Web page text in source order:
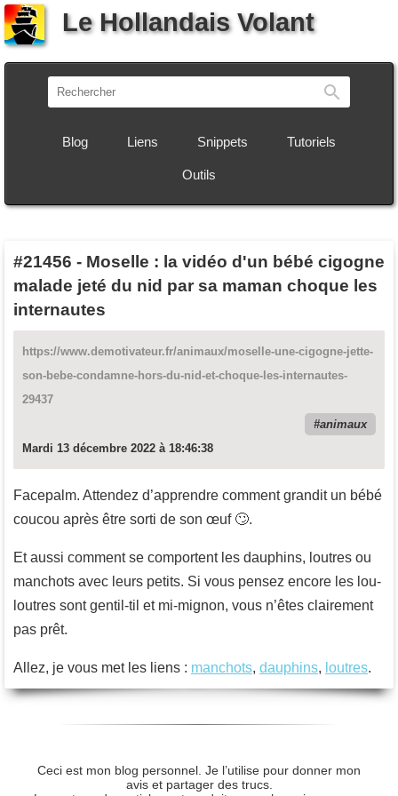
Le Hollandais Volant
Blog Liens Snippets Tutoriels
Outils
#21456 - Moselle : la vidéo d'un bébé cigogne
malade jeté du nid par sa maman choque les
internautes
https://www.demotivateur.fr/animaux/moselle-une-cigogne-jette-
son-bebe-condamne-hors-du-nid-et-choque-les-internautes-
29437
animaux
Mardi 13 décembre 2022 à 18:46:38
Facepalm. Attendez d’apprendre comment grandit un bébé
coucou après être sorti de son œuf 🙄.
Et aussi comment se comportent les dauphins, loutres ou
manchots avec leurs petits. Si vous pensez encore les lou-
loutres sont gentil-til et mi-mignon, vous n’êtes clairement
pas prêt.
Allez, je vous met les liens : manchots, dauphins, loutres.
Ceci est mon blog personnel. Je l’utilise pour donner mon
avis et partager des trucs.